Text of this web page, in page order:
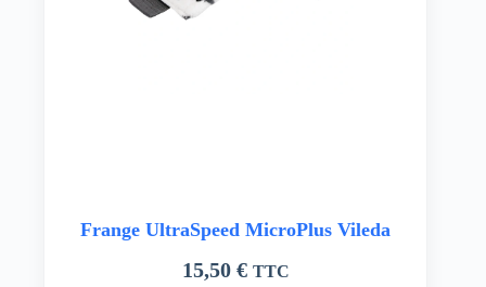
Frange UltraSpeed MicroPlus Vileda
15,50 € TTC